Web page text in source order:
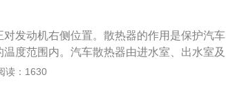
；3、在冷却液膨胀罐盖打开的情况下，启
冷却液会慢慢减少，这时候再添加适量的冷
液膨胀罐MAX和MIN度之间的位置；5、重
完全入位。
发动机右侧位置。散热器的作用是保护汽车
度范围内。汽车散热器由进水室、出水室及
热器芯内流动，空气在散热器外通过。热的
读：1630